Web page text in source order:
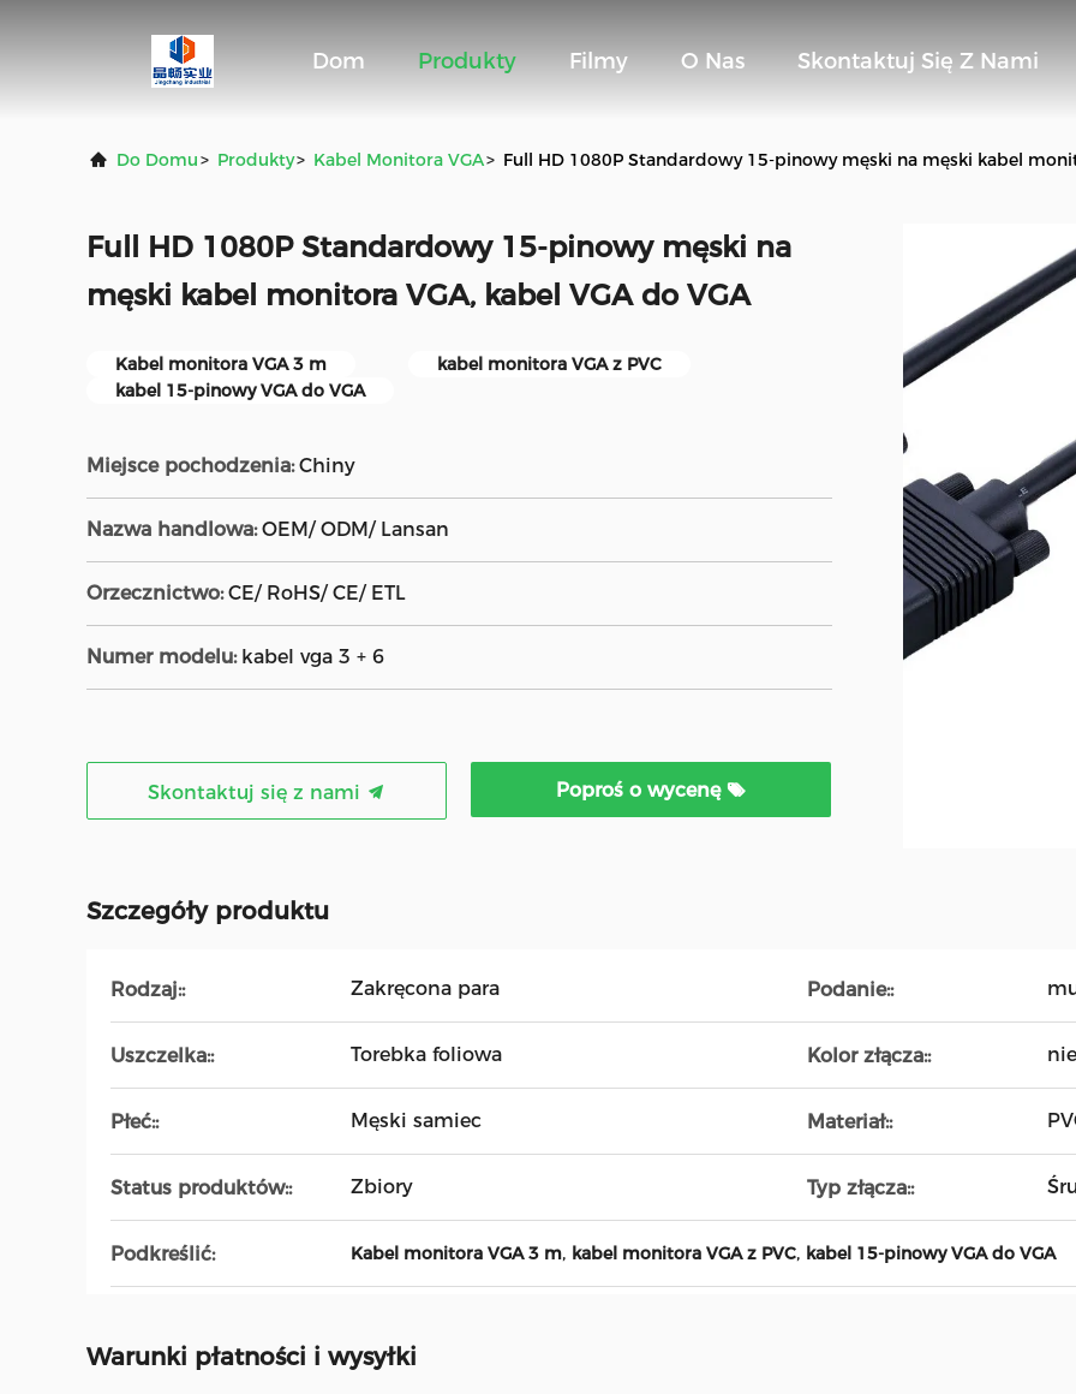
Dom Produkty Filmy O Nas Skontaktuj Się Z Nami
Do Domu> Produkty> Kabel Monitora VGA> Full HD 1080P Standardowy 15-pinowy męski na męski kabel
Full HD 1080P Standardowy 15-pinowy męski na
męski kabel monitora VGA, kabel VGA do VGA
Kabel monitora VGA 3 m
kabel monitora VGA z PVC
kabel 15-pinowy VGA do VGA
Miejsce pochodzenia: Chiny
Nazwa handlowa: OEM/ ODM/ Lansan
Orzecznictwo: CE/ RoHS/ CE/ ETL
Numer modelu: kabel vga 3 + 6
Skontaktuj się z nami Poproś o wycenę
Szczegóły produktu
Rodzaj:: Zakręcona para Podanie::
Uszczelka:: Torebka foliowa Kolor złącza::
Płeć:: Męski samiec Materiał::
Status produktów:: Zbiory Typ złącza::
Podkreślić: Kabel monitora VGA 3 m, kabel monitora VGA z PVC, kabel 15-pinowy VGA do VGA
Warunki płatności i wysyłki